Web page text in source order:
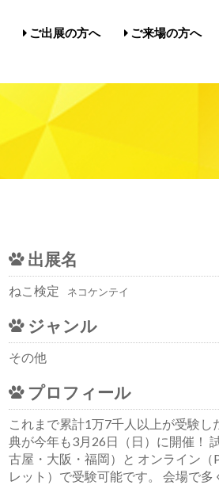
ご出展の方へ ご来場の方へ
出展名
ねこ検定 ネコケンテイ
ジャンル
その他
プロフィール
これまで累計1万7千人以上が受験
典が今年も3月26日（日）に開催！
古屋・大阪・福岡）と オンライン
レット）で受験可能です。 会場で